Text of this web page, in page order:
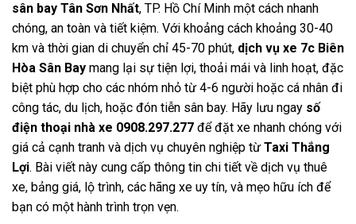
sân bay Tân Sơn Nhất, TP. Hồ Chí Minh một cách nhanh
chóng, an toàn và tiết kiệm. Với khoảng cách khoảng 30-40
km và thời gian di chuyển chỉ 45-70 phút, dịch vụ xe 7c Biên
Hòa Sân Bay mang lại sự tiện lợi, thoải mái và linh hoạt, đặc
biệt phù hợp cho các nhóm nhỏ từ 4-6 người hoặc cá nhân đi
công tác, du lịch, hoặc đón tiễn sân bay. Hãy lưu ngay số
điện thoại nhà xe 0908.297.277 để đặt xe nhanh chóng với
giá cả cạnh tranh và dịch vụ chuyên nghiệp từ Taxi Thắng
Lợi. Bài viết này cung cấp thông tin chi tiết về dịch vụ thuê
xe, bảng giá, lộ trình, các hãng xe uy tín, và mẹo hữu ích để
bạn có một hành trình trọn vẹn.